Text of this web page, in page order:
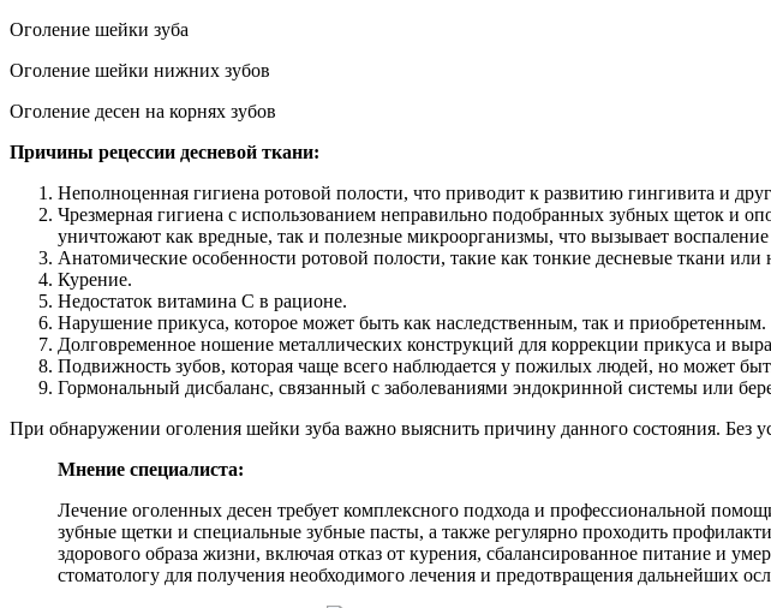
Оголение шейки зуба
Оголение шейки нижних зубов
Оголение десен на корнях зубов
Причины рецессии десневой ткани:
Неполноценная гигиена ротовой полости, что приводит к развитию гингивита и
Чрезмерная гигиена с использованием неправильно подобранных зубных щеток и
уничтожают как вредные, так и полезные микроорганизмы, что вызывает
Анатомические особенности ротовой полости, такие как тонкие десневые ткани или
Курение.
Недостаток витамина С в рационе.
Нарушение прикуса, которое может быть как наследственным, так и приобретенным.
Долговременное ношение металлических конструкций для коррекции прикуса и
Подвижность зубов, которая чаще всего наблюдается у пожилых людей, но может
Гормональный дисбаланс, связанный с заболеваниями эндокринной системы или
При обнаружении оголения шейки зуба важно выяснить причину данного состояния. Без
Мнение специалиста:
Лечение оголенных десен требует комплексного подхода и профессиональной
зубные щетки и специальные зубные пасты, а также регулярно проходить
здорового образа жизни, включая отказ от курения, сбалансированное питание и
стоматологу для получения необходимого лечения и предотвращения дальнейших